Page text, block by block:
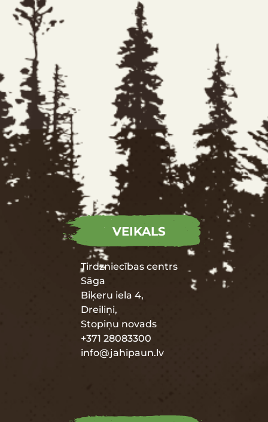
VEIKALS
Tirdzniecības centrs
Sāga
Biķeru iela 4,
Dreiliņi,
Stopiņu novads
+371 28083300
info@jahipaun.lv